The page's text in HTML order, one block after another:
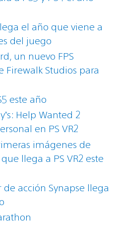
el año que viene a
del juego
un nuevo FPS
Studios para
este año
Help Wanted 2
en PS VR2
imágenes de
llega a PS VR2 este
acción Synapse llega